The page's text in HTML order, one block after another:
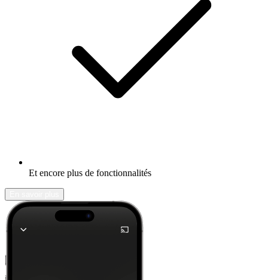
Et encore plus de fonctionnalités